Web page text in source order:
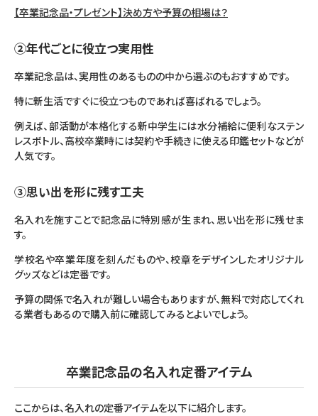
【卒業記念品・プレゼント】決め方や予算の相場は？
②年代ごとに役立つ実用性
卒業記念品は、実用性のあるものの中から選ぶのもおすすめです。
特に新生活ですぐに役立つものであれば喜ばれるでしょう。
例えば、部活動が本格化する新中学生には水分補給に便利なステン
レスボトル、高校卒業時には契約や手続きに使える印鑑セットなどが
人気です。
③思い出を形に残す工夫
名入れを施すことで記念品に特別感が生まれ、思い出を形に残せま
す。
学校名や卒業年度を刻んだものや、校章をデザインしたオリジナル
グッズなどは定番です。
予算の関係で名入れが難しい場合もありますが、無料で対応してくれ
る業者もあるので購入前に確認してみるとよいでしょう。
卒業記念品の名入れ定番アイテム
ここからは、名入れの定番アイテムを以下に紹介します。